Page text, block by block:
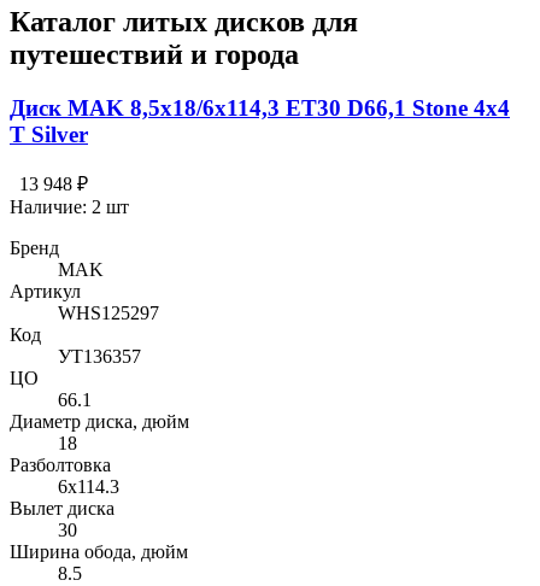
Каталог литых дисков для
путешествий и города
Диск MAK 8,5x18/6x114,3 ET30 D66,1 Stone 4x4
T Silver
13 948 ₽
Наличие: 2 шт
Бренд
MAK
Артикул
WHS125297
Код
УТ136357
ЦО
66.1
Диаметр диска, дюйм
18
Разболтовка
6x114.3
Вылет диска
30
Ширина обода, дюйм
8.5